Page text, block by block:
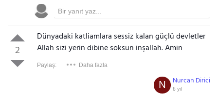
2
Dünyadaki katliamlara sessiz kalan güçlü devletler
Allah sizi yerin dibine soksun inşallah. Amin
Paylaş: Daha fazla
Nurcan Dirici
8 yıl
N